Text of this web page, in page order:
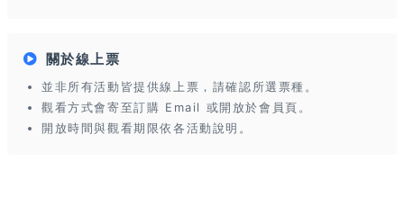
關於線上票
並非所有活動皆提供線上票，請確認所選票種。
觀看方式會寄至訂購 Email 或開放於會員頁。
開放時間與觀看期限依各活動說明。